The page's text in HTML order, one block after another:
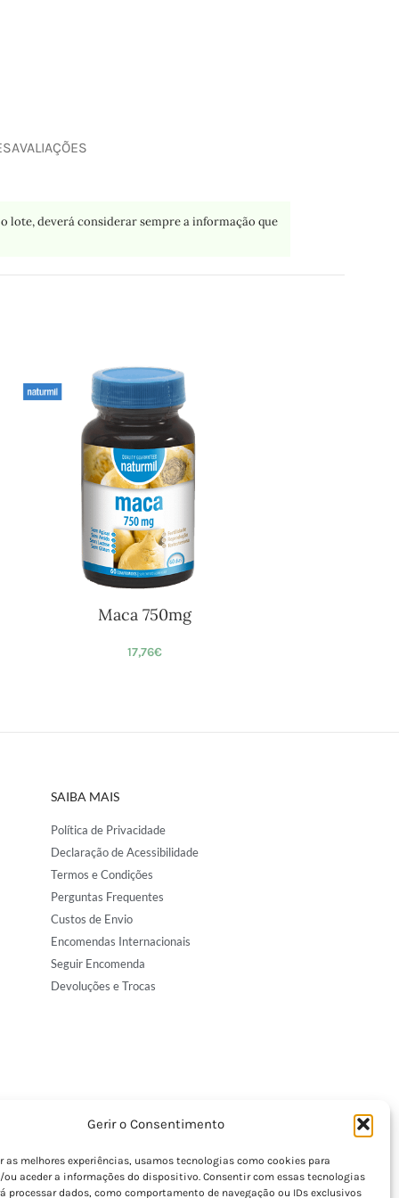
Gerir o Consentimento
as melhores experiências, usamos tecnologias como cookies para
ou aceder a informações do dispositivo. Consentir com essas tecnologias
processar dados, como comportamento de navegação ou IDs exclusivos
AVALIAÇÕES
deverá considerar sempre a informação que
Maca 750mg
17,76€
SAIBA MAIS
Política de Privacidade
Declaração de Acessibilidade
Termos e Condições
Perguntas Frequentes
Custos de Envio
Encomendas Internacionais
Seguir Encomenda
Devoluções e Trocas